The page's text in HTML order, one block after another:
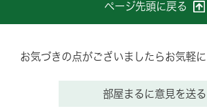
ページ先頭に戻る
お気づきの点がございましたらお気軽に
部屋まるに意見を送る